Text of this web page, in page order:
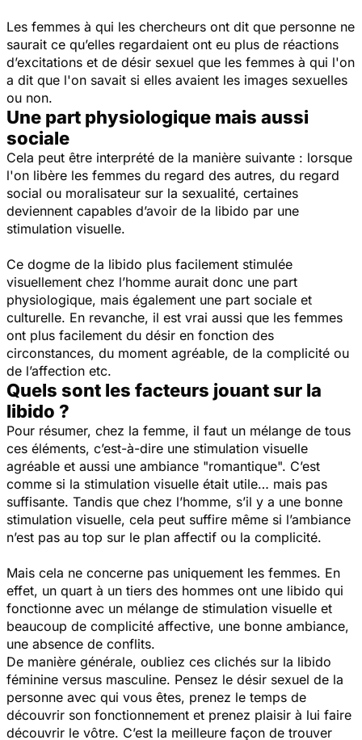
Les femmes à qui les chercheurs ont dit que personne ne
saurait ce qu’elles regardaient ont eu plus de réactions
d’excitations et de désir sexuel que les femmes à qui l'on
a dit que l'on savait si elles avaient les images sexuelles
ou non.
Une part physiologique mais aussi
sociale
Cela peut être interprété de la manière suivante : lorsque
l'on libère les femmes du regard des autres, du regard
social ou moralisateur sur la sexualité, certaines
deviennent capables d’avoir de la libido par une
stimulation visuelle.
Ce dogme de la libido plus facilement stimulée
visuellement chez l’homme aurait donc une part
physiologique, mais également une part sociale et
culturelle. En revanche, il est vrai aussi que les femmes
ont plus facilement du désir en fonction des
circonstances, du moment agréable, de la complicité ou
de l’affection etc.
Quels sont les facteurs jouant sur la
libido ?
Pour résumer, chez la femme, il faut un mélange de tous
ces éléments, c’est-à-dire une stimulation visuelle
agréable et aussi une ambiance "romantique". C’est
comme si la stimulation visuelle était utile… mais pas
suffisante. Tandis que chez l’homme, s’il y a une bonne
stimulation visuelle, cela peut suffire même si l’ambiance
n’est pas au top sur le plan affectif ou la complicité.
Mais cela ne concerne pas uniquement les femmes. En
effet, un quart à un tiers des hommes ont une libido qui
fonctionne avec un mélange de stimulation visuelle et
beaucoup de complicité affective, une bonne ambiance,
une absence de conflits.
De manière générale, oubliez ces clichés sur la libido
féminine versus masculine. Pensez le désir sexuel de la
personne avec qui vous êtes, prenez le temps de
découvrir son fonctionnement et prenez plaisir à lui faire
découvrir le vôtre. C’est la meilleure façon de trouver